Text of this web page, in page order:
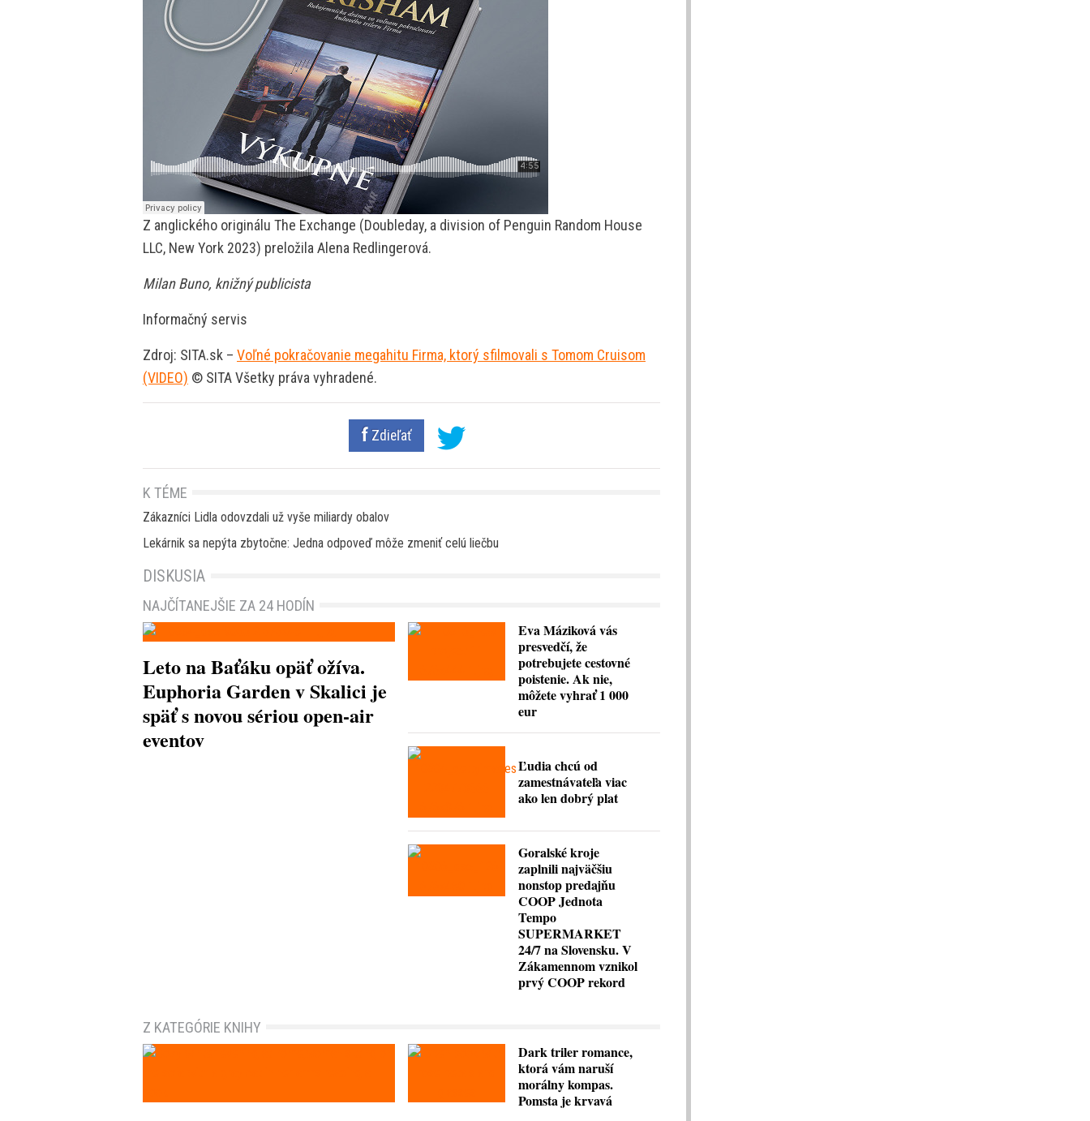
Z anglického originálu The Exchange (Doubleday, a division of Penguin Random House
LLC, New York 2023) preložila Alena Redlingerová.
Milan Buno, knižný publicista
Informačný servis
Zdroj: SITA.sk – Voľné pokračovanie megahitu Firma, ktorý sfilmovali s Tomom Cruisom
(VIDEO) © SITA Všetky práva vyhradené.
Zdieľať
K TÉME
Zákazníci Lidla odovzdali už vyše miliardy obalov
Lekárnik sa nepýta zbytočne: Jedna odpoveď môže zmeniť celú liečbu
DISKUSIA
NAJČÍTANEJŠIE ZA 24 HODÍN
Leto na Baťáku opäť ožíva.
Euphoria Garden v Skalici je
späť s novou sériou open-air
eventov
Eva Máziková vás
presvedčí, že
potrebujete cestovné
poistenie. Ak nie,
môžete vyhrať 1 000
eur
Ľudia chcú od
zamestnávateľa viac
ako len dobrý plat
Goralské kroje
zaplnili najväčšiu
nonstop predajňu
COOP Jednota
Tempo
SUPERMARKET
24/7 na Slovensku. V
Zákamennom vznikol
prvý COOP rekord
Z KATEGÓRIE KNIHY
Dark triler romance,
ktorá vám naruší
morálny kompas.
Pomsta je krvavá